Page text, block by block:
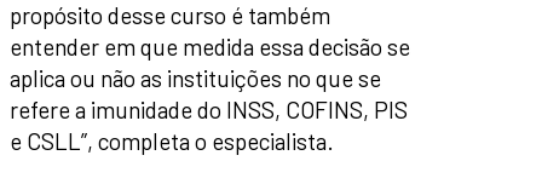
propósito desse curso é também
entender em que medida essa decisão se
aplica ou não as instituições no que se
refere a imunidade do INSS, COFINS, PIS
e CSLL”, completa o especialista.